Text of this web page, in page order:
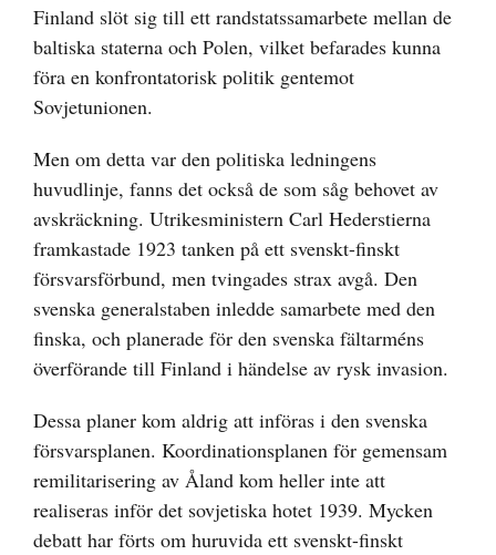
Finland slöt sig till ett randstatssamarbete mellan de
baltiska staterna och Polen, vilket befarades kunna
föra en konfrontatorisk politik gentemot
Sovjetunionen.
Men om detta var den politiska ledningens
huvudlinje, fanns det också de som såg behovet av
avskräckning. Utrikesministern Carl Hederstierna
framkastade 1923 tanken på ett svenskt-finskt
försvarsförbund, men tvingades strax avgå. Den
svenska generalstaben inledde samarbete med den
finska, och planerade för den svenska fältarméns
överförande till Finland i händelse av rysk invasion.
Dessa planer kom aldrig att införas i den svenska
försvarsplanen. Koordinationsplanen för gemensam
remilitarisering av Åland kom heller inte att
realiseras inför det sovjetiska hotet 1939. Mycken
debatt har förts om huruvida ett svenskt-finskt